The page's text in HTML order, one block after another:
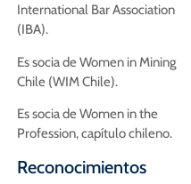
International Bar Association
(IBA).
Es socia de Women in Mining
Chile (WIM Chile).
Es socia de Women in the
Profession, capítulo chileno.
Reconocimientos